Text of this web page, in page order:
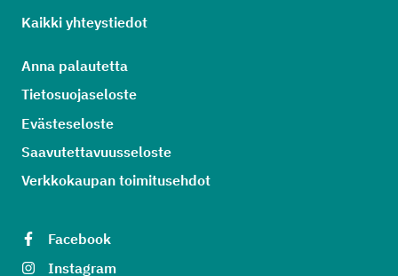
Kaikki yhteystiedot
Anna palautetta
Tietosuojaseloste
Evästeseloste
Saavutettavuusseloste
Verkkokaupan toimitusehdot
Facebook
Instagram